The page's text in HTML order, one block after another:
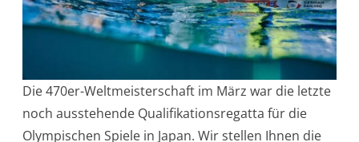
Die 470er-Weltmeisterschaft im März war die letzte
noch ausstehende Qualifikationsregatta für die
Olympischen Spiele in Japan. Wir stellen Ihnen die